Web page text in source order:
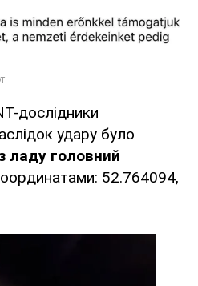
дослідники
удару було
ладу головний
52.764094,